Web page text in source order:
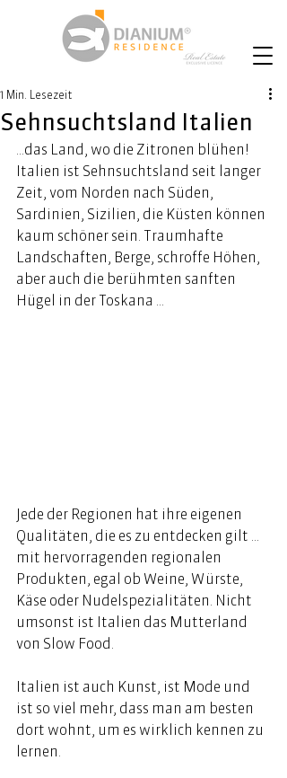
Sehnsuchtsland Italien
1 Min. Lesezeit
…das Land, wo die Zitronen blühen!
Italien ist Sehnsuchtsland seit langer
Zeit, vom Norden nach Süden,
Sardinien, Sizilien, die Küsten können
kaum schöner sein. Traumhafte
Landschaften, Berge, schroffe Höhen,
aber auch die berühmten sanften
Hügel in der Toskana …
Jede der Regionen hat ihre eigenen
Qualitäten, die es zu entdecken gilt …
mit hervorragenden regionalen
Produkten, egal ob Weine, Würste,
Käse oder Nudelspezialitäten. Nicht
umsonst ist Italien das Mutterland
von Slow Food.
Italien ist auch Kunst, ist Mode und
ist so viel mehr, dass man am besten
dort wohnt, um es wirklich kennen zu
lernen.